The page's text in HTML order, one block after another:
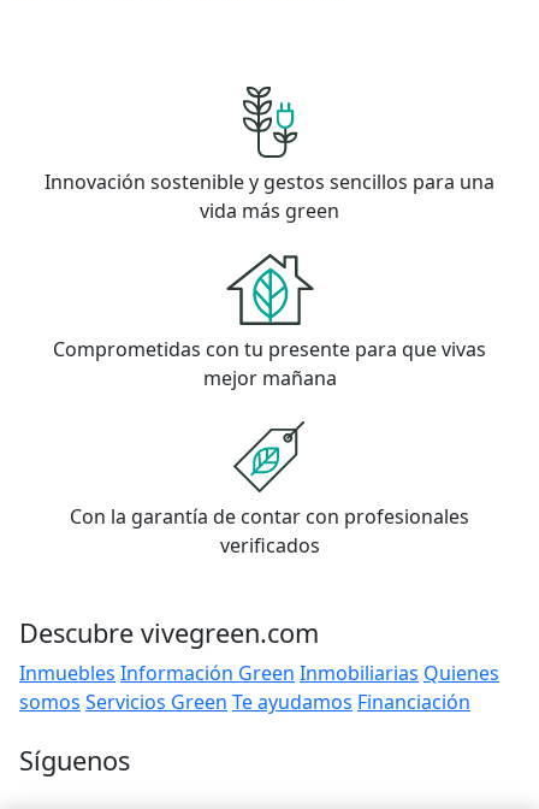
Innovación sostenible y gestos sencillos para una
vida más green
Comprometidas con tu presente para que vivas
mejor mañana
Con la garantía de contar con profesionales
verificados
Descubre vivegreen.com
Inmuebles Información Green Inmobiliarias Quienes
somos Servicios Green Te ayudamos Financiación
Síguenos